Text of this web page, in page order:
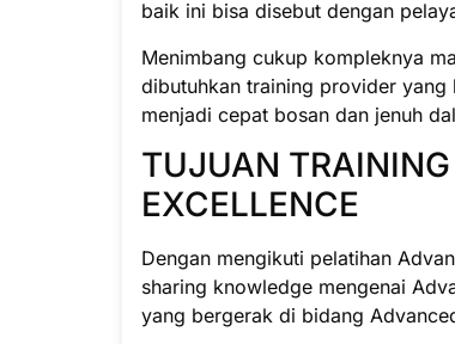
baik ini bisa disebut dengan
Menimbang cukup kompleknya
dibutuhkan training provider
menjadi cepat bosan dan jenuh
TUJUAN
EXCELLENCE
Dengan mengikuti pelatihan
sharing knowledge mengenai
yang bergerak di bidang